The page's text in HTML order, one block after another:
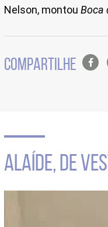
Nelson, montou Boca
COMPARTILHE Lista
Seção
de
vídeo
ALAÍDE, DE